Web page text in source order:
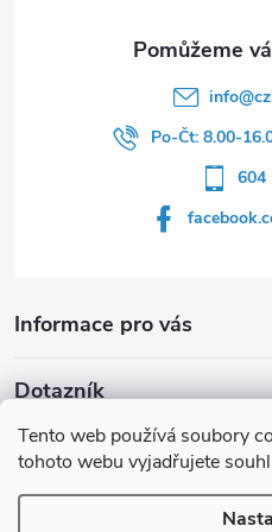
Tento web používá soubory
tohoto webu vyjadřujete
Informace pro vás
info@
Po-Čt: 8.00-
604
Dotazník
Líbí se vám u
Počet hlasů:149